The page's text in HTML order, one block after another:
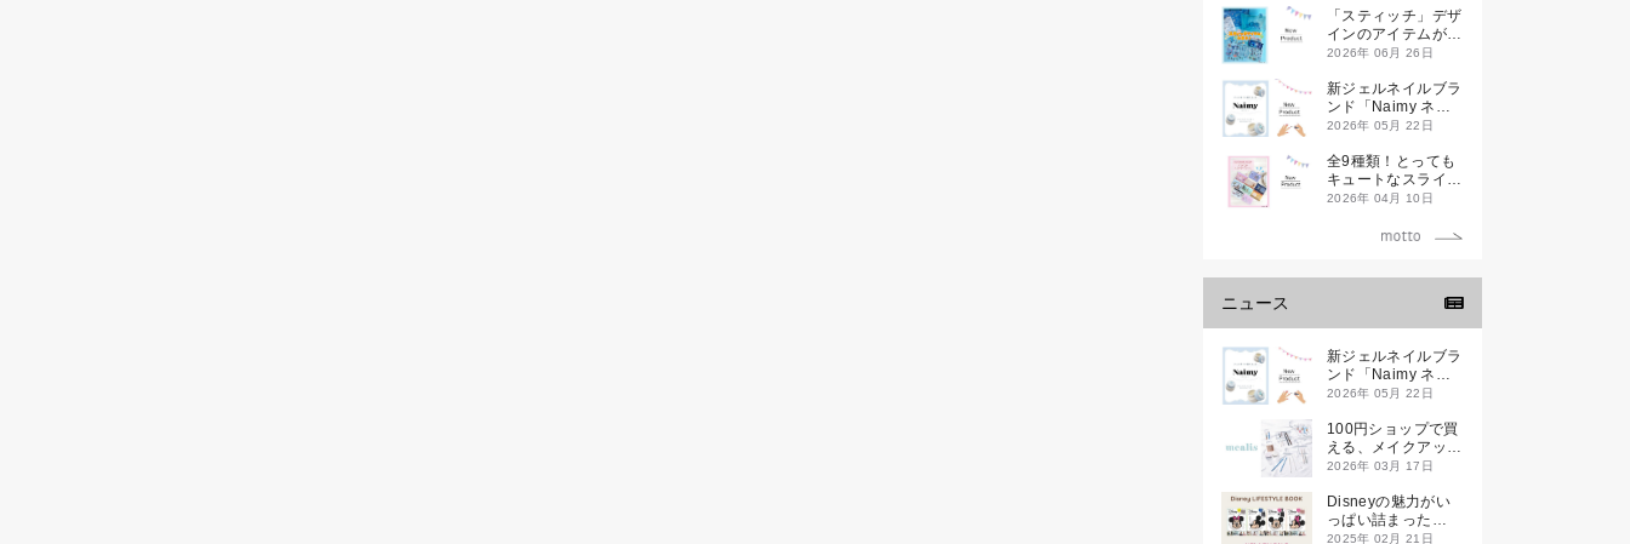
「スティッチ」デザ
インのアイテムが新
登場です
2026年 06月 26日
新ジェルネイルブラ
ンド「Naimy ネイ
ミィ」が誕生します
2026年 05月 22日
全9種類！とっても
キュートなスライダ
ーケースが新登場し
2026年 04月 10日
ニュース
新ジェルネイルブラ
ンド「Naimy ネイ
ミィ」が誕生します
2026年 05月 22日
100円ショップで買
える、メイクアップ
ブランド
ス）」誕生。
2026年 03月 17日
Disneyの魅力がい
っぱい詰まった
『Disney
2025年 02月 21日